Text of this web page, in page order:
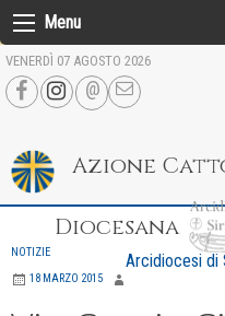
Skip
to
content
Menu
VENERDÌ 07 AGOSTO 2026
Azione
Diocesana
Arcidiocesi di
NOTIZIE
18 MARZO 2015